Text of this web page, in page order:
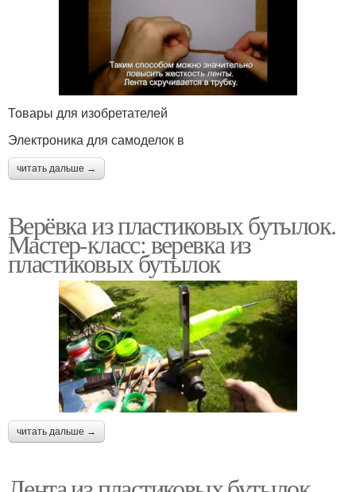
Товары для изобретателей
Электроника для самоделок в
читать дальше →
Верёвка из пластиковых бутылок.
Мастер-класс: веревка из
пластиковых бутылок
читать дальше →